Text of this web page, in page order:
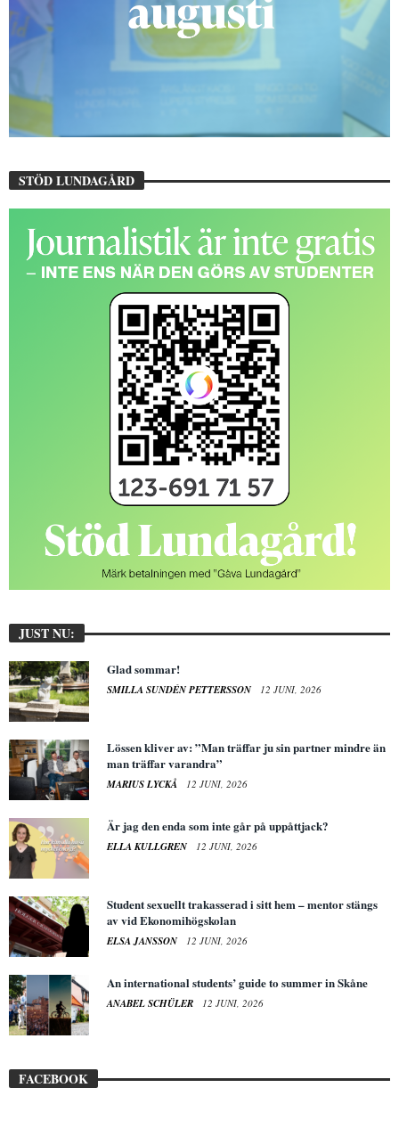
STÖD LUNDAGÅRD
JUST NU:
Glad sommar!
SMILLA SUNDÉN PETTERSSON 12 JUNI, 2026
Lössen kliver av: ”Man träffar ju sin partner mindre än
man träffar varandra”
MARIUS LYCKÅ 12 JUNI, 2026
Är jag den enda som inte går på uppåttjack?
ELLA KULLGREN 12 JUNI, 2026
Student sexuellt trakasserad i sitt hem – mentor stängs
av vid Ekonomihögskolan
ELSA JANSSON 12 JUNI, 2026
An international students’ guide to summer in Skåne
ANABEL SCHÜLER 12 JUNI, 2026
FACEBOOK